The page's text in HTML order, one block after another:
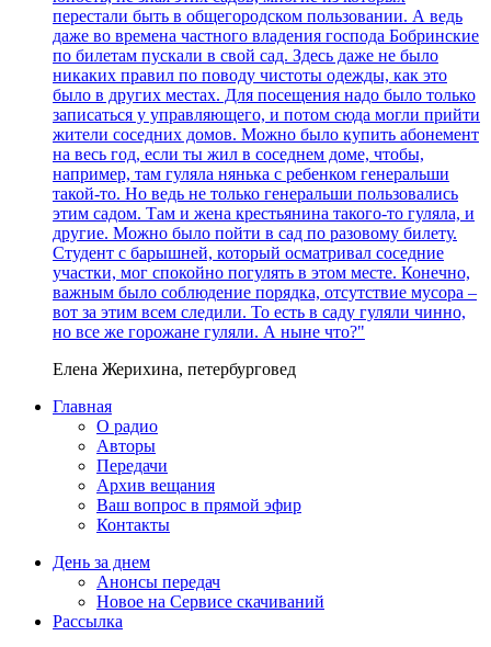
перестали быть в общегородском пользовании. А ведь
даже во времена частного владения господа Бобринские
по билетам пускали в свой сад. Здесь даже не было
никаких правил по поводу чистоты одежды, как это
было в других местах. Для посещения надо было только
записаться у управляющего, и потом сюда могли прийти
жители соседних домов. Можно было купить абонемент
на весь год, если ты жил в соседнем доме, чтобы,
например, там гуляла нянька с ребенком генеральши
такой-то. Но ведь не только генеральши пользовались
этим садом. Там и жена крестьянина такого-то гуляла, и
другие. Можно было пойти в сад по разовому билету.
Студент с барышней, который осматривал соседние
участки, мог спокойно погулять в этом месте. Конечно,
важным было соблюдение порядка, отсутствие мусора –
вот за этим всем следили. То есть в саду гуляли чинно,
но все же горожане гуляли. А ныне что?"
Елена Жерихина, петербурговед
Главная
О радио
Авторы
Передачи
Архив вещания
Ваш вопрос в прямой эфир
Контакты
День за днем
Анонсы передач
Новое на Сервисе скачиваний
Рассылка